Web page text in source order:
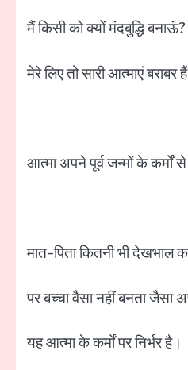
मैं किसी को क्यों मंदबुद्धि बनाऊं?
मेरे लिए तो सारी आत्माएं बराबर
आत्मा अपने पूर्व जन्मों के कर्मों
मात-पिता कितनी भी देखभाल
पर बच्चा वैसा नहीं बनता जैसा
यह आत्मा के कर्मों पर निर्भर है।